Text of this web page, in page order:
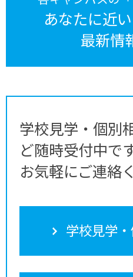
あなたに近
最新情
学校見学・個別
ど随時受付中で
お気軽にご連絡
学校見学